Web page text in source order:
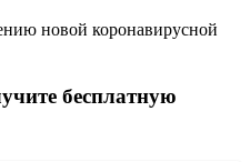
новой коронавирусной
бесплатную